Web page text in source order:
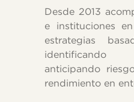
Desde 2013
e instituciones
estrategias
identificando
anticipando
rendimiento en